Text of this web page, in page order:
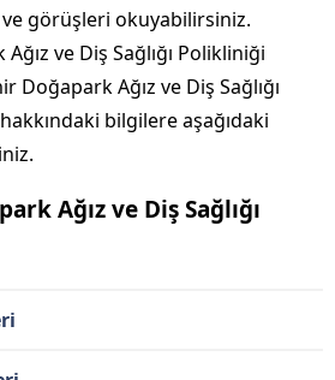
görüşleri okuyabilirsiniz.
ve Diş Sağlığı Polikliniği
Doğapark Ağız ve Diş Sağlığı
hakkındaki bilgilere aşağıdaki
Ağız ve Diş Sağlığı